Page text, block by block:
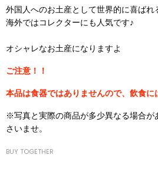
外国人へのお土産として世界的に喜ばれ
海外ではコレクターにも人気です♪
オシャレなお土産になりますよ
ご注意！！
本品は食器ではありませんので、飲食に
※写真と実際の商品が多少異なる場合が
さいませ。
BUY TOGETHER